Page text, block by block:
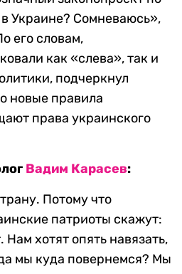
Украине? Сомневаюсь»,
его словам,
как «слева», так и
подчеркнул
новые правила
права украинского
Вадим Карасев:
Потому что
патриоты скажут:
хотят опять навязать,
мы куда повернемся? Мы